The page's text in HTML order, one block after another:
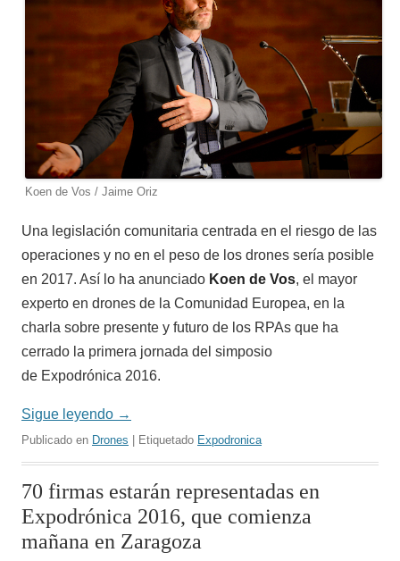
Koen de Vos / Jaime Oriz
Una legislación comunitaria centrada en el riesgo de las
operaciones y no en el peso de los drones sería posible
en 2017. Así lo ha anunciado Koen de Vos, el mayor
experto en drones de la Comunidad Europea, en la
charla sobre presente y futuro de los RPAs que ha
cerrado la primera jornada del simposio
de Expodrónica 2016.
Sigue leyendo →
Publicado en Drones | Etiquetado Expodronica
70 firmas estarán representadas en
Expodrónica 2016, que comienza
mañana en Zaragoza